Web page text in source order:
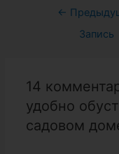
←
Запись
14
удобно
садовом